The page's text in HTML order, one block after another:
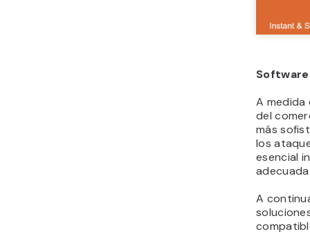
A medida
del
más
los
esencial
A